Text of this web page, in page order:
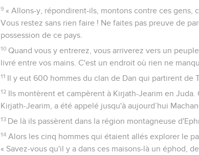
9 « Allons-y, répondirent-ils, montons contre ces gens,
Vous restez sans rien faire ! Ne faites pas preuve de
possession de ce pays.
10 Quand vous y entrerez, vous arriverez vers un
livré entre vos mains. C'est un endroit où rien ne
11 Il y eut 600 hommes du clan de Dan qui partirent de
12
Ils montèrent et campèrent à Kirjath-Jearim en
Kirjath-Jearim, a été appelé jusqu'à aujourd’hui
13 De là ils passèrent dans la région montagneuse
14 Alors les cinq hommes qui étaient allés explorer le
« Savez-vous qu'il y a dans ces maisons-là un éphod,